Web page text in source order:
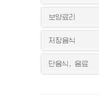
보양료리
저장음식
단음식, 음료